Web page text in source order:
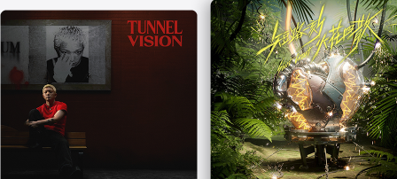
口
中
打
开)